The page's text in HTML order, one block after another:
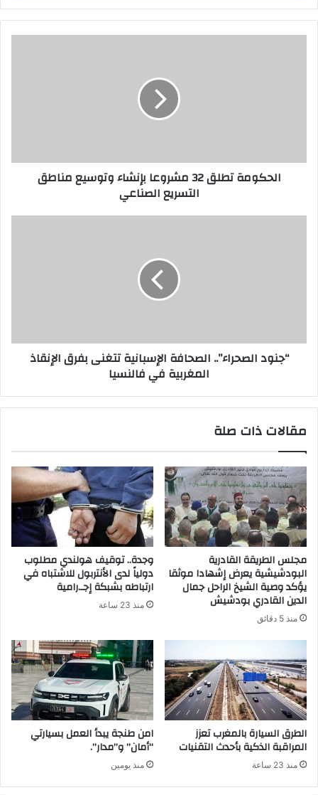
الحكومة تطلق 32 مشروعا بإنشاء وتوسيع مناطق
التسريع الصناعي
“جنود الصحراء”.. الصحافة الإسبانية تتغنى بفرق الإنقاذ
المغربية في فالنسيا
مقالات ذات صلة
مجلس الطريقة القادرية
البودشيشية يعرض إشهادا موثقا
يؤكد وصية الشيخ الراحل جمال
الدين القادري بودشيش
منذ 5 دقائق
وجدة.. توقيف هولندي مطلوب
دولياً لدى الأنتربول للاشتباه في
ارتباطه بشبكة إجـ.رامية
منذ 23 ساعة
الطرق السيارة بالمغرب تعزز
المراقبة الذكية بأحدث التقنيات
منذ 23 ساعة
امن طنجة يبدأ العمل بسيارتي
“أمان” و”مدار”.
منذ يومين